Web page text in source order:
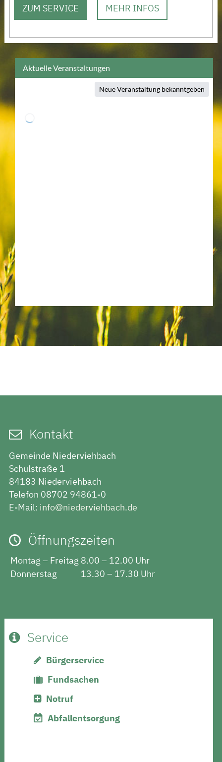
ZUM SERVICE MEHR INFOS
Kontakt
Gemeinde Niederviehbach
Schulstraße 1
84183 Niederviehbach
Telefon 08702 94861-0
E-Mail: info@niederviehbach.de
Öffnungszeiten
Montag – Freitag 8.00 – 12.00 Uhr
Donnerstag
13.30 – 17.30 Uhr
Service
Bürgerservice
Fundsachen
Notruf
Abfallentsorgung